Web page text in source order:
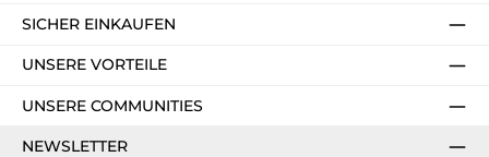
SICHER EINKAUFEN
UNSERE VORTEILE
UNSERE COMMUNITIES
NEWSLETTER